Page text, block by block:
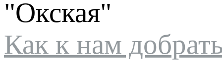
"Окская"
Как к нам